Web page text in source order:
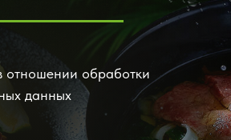
отношении обработки
данных